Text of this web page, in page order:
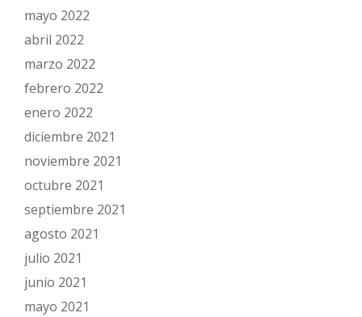
mayo 2022
abril 2022
marzo 2022
febrero 2022
enero 2022
diciembre 2021
noviembre 2021
octubre 2021
septiembre 2021
agosto 2021
julio 2021
junio 2021
mayo 2021